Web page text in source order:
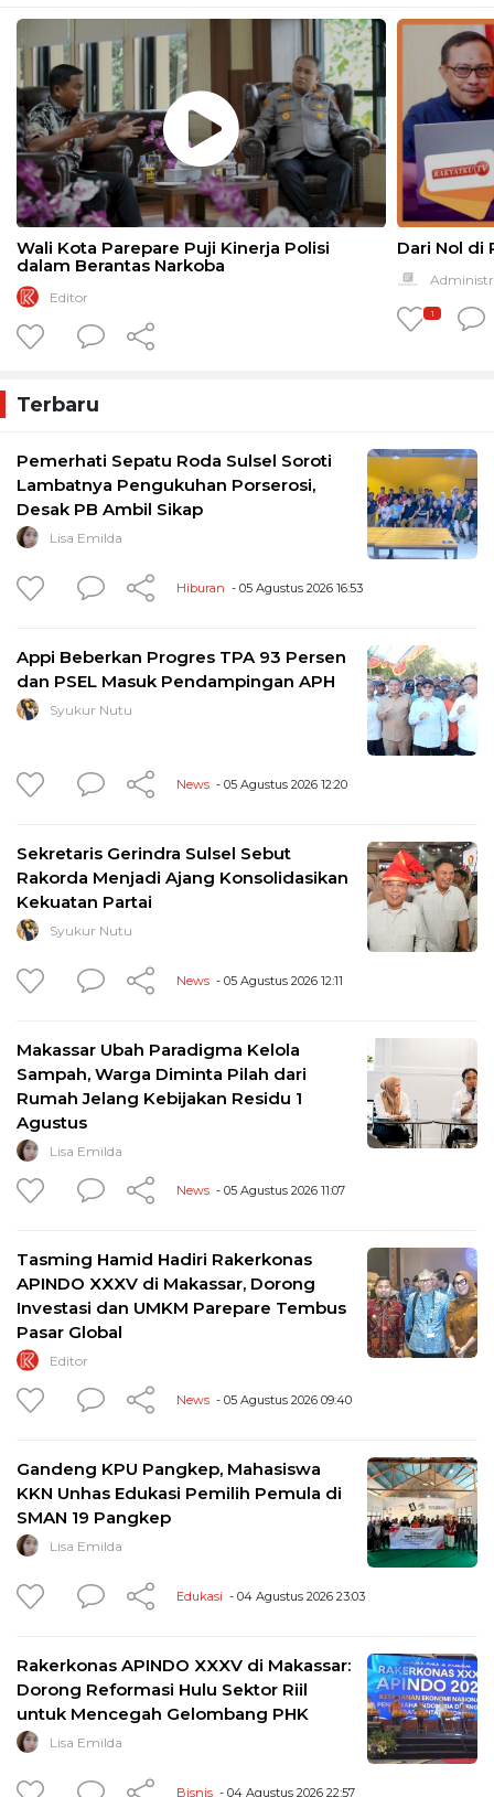
Wali Kota Parepare Puji Kinerja Polisi
dalam Berantas Narkoba
Editor
Dari Nol di
1
Terbaru
Pemerhati Sepatu Roda Sulsel Soroti
Lambatnya Pengukuhan Porserosi,
Desak PB Ambil Sikap
Lisa Emilda
Hiburan - 05 Agustus 2026 16:53
Appi Beberkan Progres TPA 93 Persen
dan PSEL Masuk Pendampingan APH
Syukur Nutu
News - 05 Agustus 2026 12:20
Sekretaris Gerindra Sulsel Sebut
Rakorda Menjadi Ajang Konsolidasikan
Kekuatan Partai
Syukur Nutu
News - 05 Agustus 2026 12:11
Makassar Ubah Paradigma Kelola
Sampah, Warga Diminta Pilah dari
Rumah Jelang Kebijakan Residu 1
Agustus
Lisa Emilda
News - 05 Agustus 2026 11:07
Tasming Hamid Hadiri Rakerkonas
APINDO XXXV di Makassar, Dorong
Investasi dan UMKM Parepare Tembus
Pasar Global
Editor
News - 05 Agustus 2026 09:40
Gandeng KPU Pangkep, Mahasiswa
KKN Unhas Edukasi Pemilih Pemula di
SMAN 19 Pangkep
Lisa Emilda
Edukasi - 04 Agustus 2026 23:03
Rakerkonas APINDO XXXV di Makassar:
Dorong Reformasi Hulu Sektor Riil
untuk Mencegah Gelombang PHK
Lisa Emilda
Bisnis - 04 Agustus 2026 22:57